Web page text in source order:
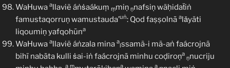
WaHuwa allaviẽ áṅṡaákuṃ ṃmiṇ ṇnafsiṇ wäḥidaẗiṅ
famustaqorruṇ wamustauda’uṅ: Qod faṣṣolnā alǎyäti
liqoumiṇ yafqohūna
WaHuwa allaviẽ áṅzala mina a
lssamã-i mã-aṅ faácrojnā
bihï nabāta kulli ṡai-iṅ faácrojnā minhu coḍiroṇa
ṇnucriju
a ṃ a a